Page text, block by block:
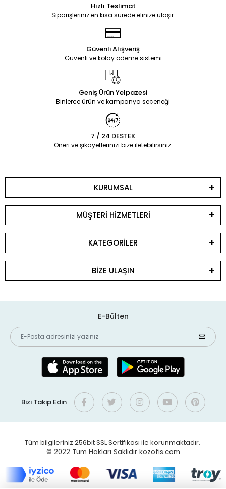
Hızlı Teslimat
Siparişleriniz en kısa sürede elinize ulaşır.
Güvenli Alışveriş
Güvenli ve kolay ödeme sistemi
Geniş Ürün Yelpazesi
Binlerce ürün ve kampanya seçeneği
7 / 24 DESTEK
Öneri ve şikayetlerinizi bize iletebilirsiniz.
KURUMSAL
MÜŞTERİ HİZMETLERİ
KATEGORİLER
BİZE ULAŞIN
E-Bülten
Bizi Takip Edin
Tüm bilgileriniz 256bit SSL Sertifikası ile korunmaktadır.
© 2022 Tüm Hakları Saklıdır kozofis.com